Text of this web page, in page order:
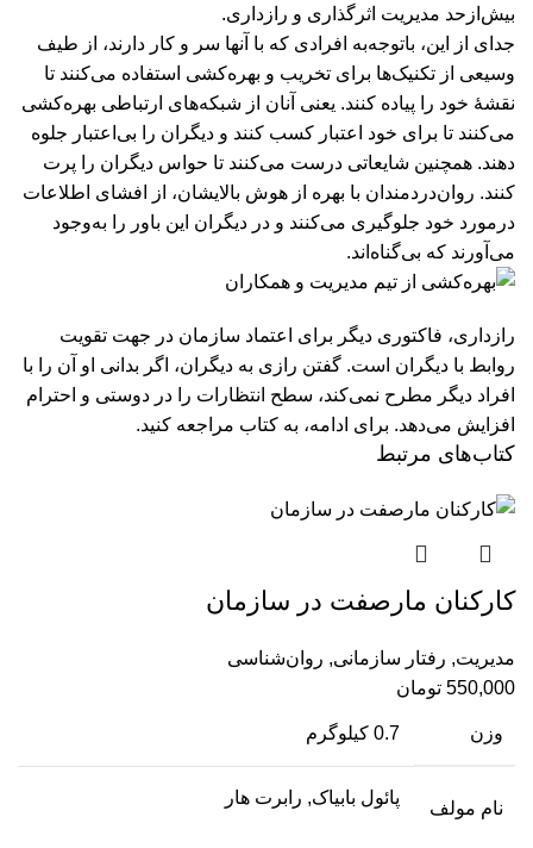
بیش‌ازحد مدیریت اثر‌گذاری و راز‌داری.
جدای از این، باتوجه‌به افرادی که با آنها سر ‌و‌ کار دارند، از طیف
وسیعی از تکنیک‌ها برای تخریب و بهره‌کشی استفاده می‌کنند تا
نقشۀ خود را پیاده کنند. یعنی آنان از شبکه‌های ارتباطی بهره‌کشی
می‌کنند تا برای خود اعتبار کسب کنند و دیگران را بی‌اعتبار جلوه
دهند. همچنین شایعاتی درست می‌کنند تا حواس دیگران را پرت
کنند. روان‌دردمندان با بهره از هوش بالایشان، از افشای اطلاعات
درمورد خود جلوگیری می‌کنند و در دیگران این باور را به‌وجود
می‌آورند که بی‌گناه‌اند.
راز‌داری، فاکتوری دیگر برای اعتماد سازمان در جهت تقویت
روابط با دیگران است. گفتن رازی به دیگران، اگر بدانی او آن را با
افراد دیگر مطرح نمی‌کند، سطح انتظارات را در دوستی و احترام
افزایش می‌دهد. برای ادامه، به کتاب مراجعه کنید.
کتاب‌های مرتبط
کارکنان مارصفت در سازمان
مدیریت, رفتار سازمانی, روان‌شناسی
550,000 تومان
وزن 0.7 کیلوگرم
نام مولف
پائول بابیاک, رابرت هار